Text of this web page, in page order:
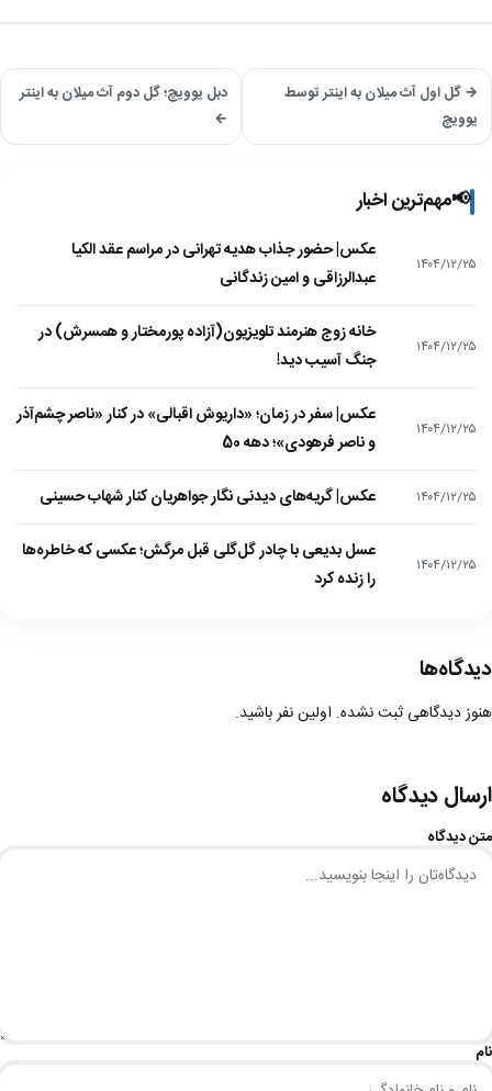
→ گل اول آث میلان به اینتر توسط
یوویچ
دبل یوویچ؛ گل دوم آث میلان به اینتر
←
📢مهم‌ترین اخبار
۱۴۰۴/۱۲/۲۵
عکس| حضور جذاب هدیه تهرانی در مراسم عقد الکیا
عبدالرزاقی و امین زندگانی
۱۴۰۴/۱۲/۲۵
خانه زوج هنرمند تلویزیون(آزاده پورمختار و همسرش) در
جنگ آسیب دید!
۱۴۰۴/۱۲/۲۵
عکس| سفر در زمان؛ «داریوش اقبالی» در کنار «ناصر چشم‌آذر
و ناصر فرهودی»؛ دهه 50
۱۴۰۴/۱۲/۲۵ عکس| گریه‌های دیدنی نگار جواهریان کنار شهاب حسینی
۱۴۰۴/۱۲/۲۵
عسل بدیعی با چادر گل‌گلی قبل مرگش؛ عکسی که خاطره‌ها
را زنده کرد
دیدگاه‌ها
هنوز دیدگاهی ثبت نشده. اولین نفر باشید.
ارسال دیدگاه
متن دیدگاه
نام